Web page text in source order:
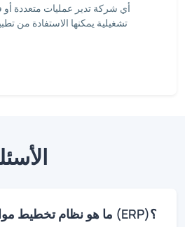
أي شركة تدير عمليات متعددة
تشغيلية يمكنها الاستفادة من
ما هو نظام تخطيط موارد المؤسسات (ERP)؟